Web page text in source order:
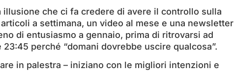
che ci fa credere di avere il controllo sulla
a settimana, un video al mese e una newsletter
di entusiasmo a gennaio, prima di ritrovarsi ad
perché “domani dovrebbe uscire qualcosa”.
in palestra – iniziano con le migliori intenzioni e